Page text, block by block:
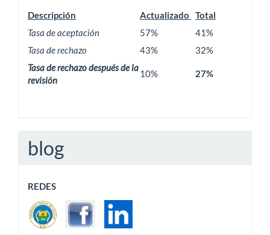
Descripción
Actualizado
Total
Tasa de aceptación
57%
41%
Tasa de rechazo
43%
32%
Tasa de rechazo después de la
revisión
10% 27%
blog
REDES